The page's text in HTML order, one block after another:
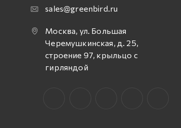
sales@greenbird.ru
Москва, ул. Большая
Черемушкинская, д. 25,
строение 97, крыльцо с
гирляндой